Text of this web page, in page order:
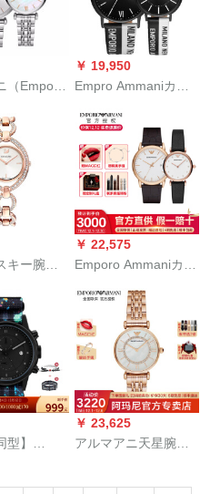
1982【12期白条無料
全国連帯】
（Emporo
ルビルビ
ビル9004
￥ 19,950
Empro Ammaniカプ
テ-ジジ男表2020カー
プAR 11254+AR
11253
キー腕時
式防水ク
時計
￥ 22,575
Emporo Ammaniカプ
アペアペアアオーデ
ィション2502/AR
11270
型】
￥ 23,625
アルマアニ天星腕时